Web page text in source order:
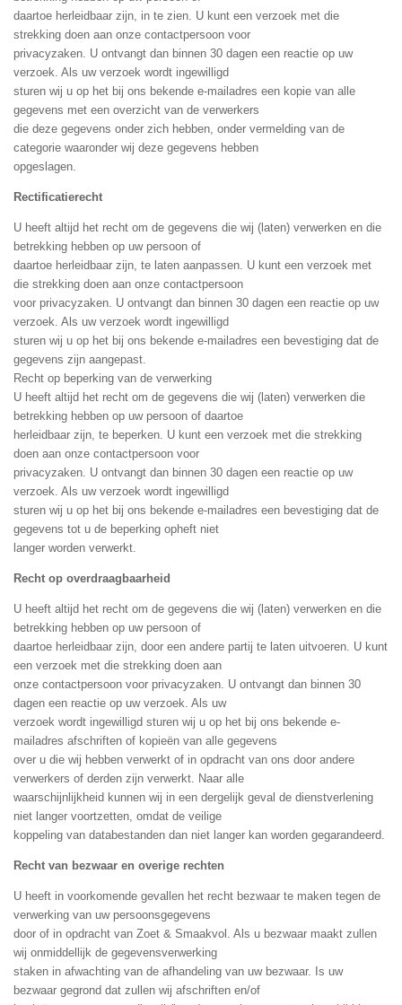
daartoe herleidbaar zijn, in te zien. U kunt een verzoek met die
strekking doen aan onze contactpersoon voor
privacyzaken. U ontvangt dan binnen 30 dagen een reactie op uw
verzoek. Als uw verzoek wordt ingewilligd
sturen wij u op het bij ons bekende e-mailadres een kopie van alle
gegevens met een overzicht van de verwerkers
die deze gegevens onder zich hebben, onder vermelding van de
categorie waaronder wij deze gegevens hebben
opgeslagen.
Rectificatierecht
U heeft altijd het recht om de gegevens die wij (laten) verwerken en die
betrekking hebben op uw persoon of
daartoe herleidbaar zijn, te laten aanpassen. U kunt een verzoek met
die strekking doen aan onze contactpersoon
voor privacyzaken. U ontvangt dan binnen 30 dagen een reactie op uw
verzoek. Als uw verzoek wordt ingewilligd
sturen wij u op het bij ons bekende e-mailadres een bevestiging dat de
gegevens zijn aangepast.
Recht op beperking van de verwerking
U heeft altijd het recht om de gegevens die wij (laten) verwerken die
betrekking hebben op uw persoon of daartoe
herleidbaar zijn, te beperken. U kunt een verzoek met die strekking
doen aan onze contactpersoon voor
privacyzaken. U ontvangt dan binnen 30 dagen een reactie op uw
verzoek. Als uw verzoek wordt ingewilligd
sturen wij u op het bij ons bekende e-mailadres een bevestiging dat de
gegevens tot u de beperking opheft niet
langer worden verwerkt.
Recht op overdraagbaarheid
U heeft altijd het recht om de gegevens die wij (laten) verwerken en die
betrekking hebben op uw persoon of
daartoe herleidbaar zijn, door een andere partij te laten uitvoeren. U kunt
een verzoek met die strekking doen aan
onze contactpersoon voor privacyzaken. U ontvangt dan binnen 30
dagen een reactie op uw verzoek. Als uw
verzoek wordt ingewilligd sturen wij u op het bij ons bekende e-
mailadres afschriften of kopieën van alle gegevens
over u die wij hebben verwerkt of in opdracht van ons door andere
verwerkers of derden zijn verwerkt. Naar alle
waarschijnlijkheid kunnen wij in een dergelijk geval de dienstverlening
niet langer voortzetten, omdat de veilige
koppeling van databestanden dan niet langer kan worden gegarandeerd.
Recht van bezwaar en overige rechten
U heeft in voorkomende gevallen het recht bezwaar te maken tegen de
verwerking van uw persoonsgegevens
door of in opdracht van Zoet & Smaakvol. Als u bezwaar maakt zullen
wij onmiddellijk de gegevensverwerking
staken in afwachting van de afhandeling van uw bezwaar. Is uw
bezwaar gegrond dat zullen wij afschriften en/of